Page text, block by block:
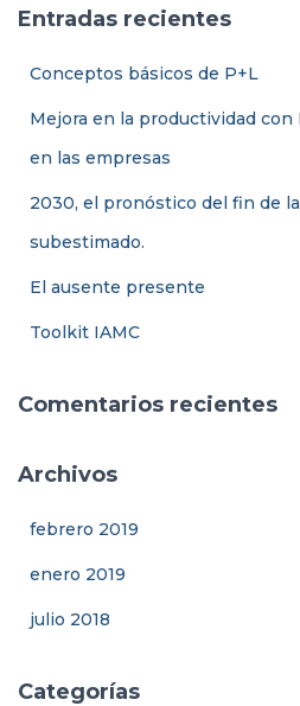
rEntradas recientes
Conceptos básicos de P+L
Mejora en la productividad
en las empresas
2030, el pronóstico del fin de
subestimado.
El ausente presente
Toolkit IAMC
Comentarios recientes
Archivos
febrero 2019
enero 2019
julio 2018
Categorías